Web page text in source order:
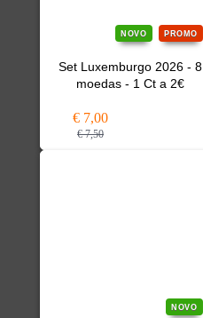
NOVO PROMO
Set Luxemburgo 2026 - 8
moedas - 1 Ct a 2€
€ 7,00
€ 7,50
NOVO